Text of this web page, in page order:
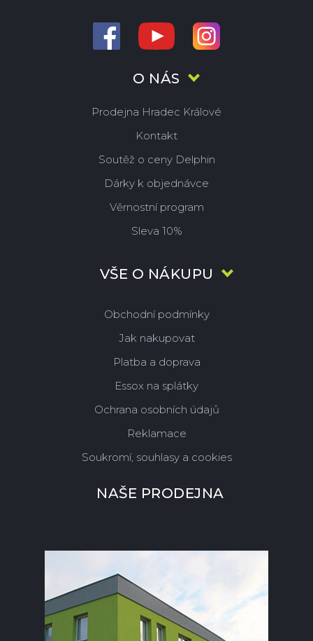
O NÁS
Prodejna Hradec Králové
Kontakt
Soutěž o ceny Delphin
Dárky k objednávce
Věrnostní program
Sleva 10%
VŠE O NÁKUPU
Obchodní podmínky
Jak nakupovat
Platba a doprava
Essox na splátky
Ochrana osobních údajů
Reklamace
Soukromí, souhlasy a cookies
NAŠE PRODEJNA